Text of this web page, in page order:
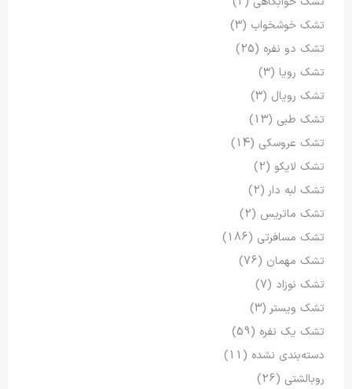
تشک خوشخواب (3)
تشک دو نفره (25)
تشک رویا (3)
تشک رویال (3)
تشک طبی (13)
تشک عروسکی (14)
تشک لایکو (2)
تشک لبه دار(2)
تشک ماتریس (2)
تشک مسافرتی (186)
تشک مهمان (76)
تشک نوزاد (7)
تشک ویستر(3)
تشک یک نفره (59)
دسته‌بندی نشده (11)
روبالشتی (26)